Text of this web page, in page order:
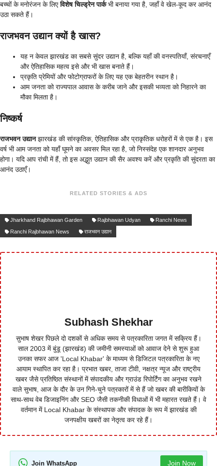
बच्चों के मनोरंजन के लिएविशेष चिल्ड्रेन पार्कभी बनाया गया है, जहाँ वे खेल-कूद कर आनंद
उठा सकते हैं।
राजभवन उद्यान क्यों है खास?
यह न केवल झारखंड का सबसे सुंदर उद्यान है, बल्कि यहाँ की वनस्पतियाँ, संरचनाएँ
और ऐतिहासिक महत्व इसे और भी खास बनाते हैं।
प्रकृति प्रेमियों और फोटोग्राफरों के लिए यह एक बेहतरीन स्थान है।
आम जनता को राज्यपाल आवास के करीब जाने और इसकी भव्यता को निहारने का
मौका मिलता है।
निष्कर्ष
राजभवन उद्यानझारखंड की सांस्कृतिक, ऐतिहासिक और प्राकृतिक धरोहरों में से एक है। इस
वर्ष भी आम जनता को यहाँ घूमने का अवसर मिल रहा है, जो निस्संदेह एक शानदार अनुभव
होगा। यदि आप रांची में हैं, तो इस अद्भुत उद्यान की सैर अवश्य करें और प्रकृति की सुंदरता का
आनंद उठाएँ।
RELATED STORIES & ADS
Jharkhand Rajbhawan Garden Rajbhawan Udyan
Ranchi News
Ranchi Rajbhawan News
राजभवन उद्यान
Subhash Shekhar
सुभाष शेखर पिछले दो दशकों से अधिक समय से पत्रकारिता जगत में सक्रिय हैं।
साल 2003 में बुंडू (झारखंड) की जमीनी समस्याओं को आवाज देने से शुरू हुआ
उनका सफर आज 'Local Khabar' के माध्यम से डिजिटल पत्रकारिता के नए
आयाम स्थापित कर रहा है। प्रभात खबर, ताजा टीवी, नक्षत्र न्यूज और राष्ट्रीय
खबर जैसे प्रतिष्ठित संस्थानों में संपादकीय और ग्राउंड रिपोर्टिंग का अनुभव रखने
वाले सुभाष, आज के दौर के उन गिने-चुने पत्रकारों में से हैं जो खबर की बारीकियों के
साथ-साथ वेब डिजाइनिंग और SEO जैसी तकनीकी विधाओं में भी महारत रखते हैं। वे
वर्तमान में Local Khabar के संस्थापक और संपादक के रूप में झारखंड की
जनपक्षीय खबरों का नेतृत्व कर रहे हैं।
Join WhatsApp Join Now